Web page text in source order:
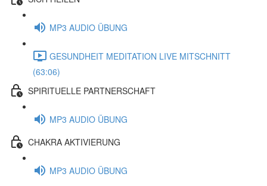
MP3 AUDIO ÜBUNG
GESUNDHEIT MEDITATION LIVE MITSCHNITT
(63:06)
SPIRITUELLE PARTNERSCHAFT
MP3 AUDIO ÜBUNG
CHAKRA AKTIVIERUNG
MP3 AUDIO ÜBUNG